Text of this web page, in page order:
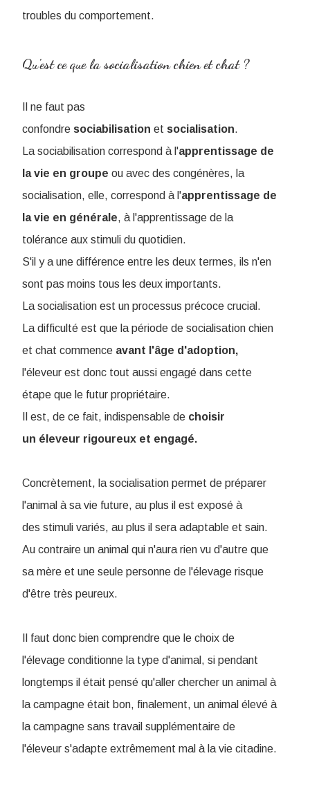
troubles du comportement.
Qu'est ce que la socialisation chien et chat ?
Il ne faut pas
confondre sociabilisation et socialisation.
La sociabilisation correspond à l'apprentissage de
la vie en groupe ou avec des congénères, la
socialisation, elle, correspond à l'apprentissage de
la vie en générale, à l'apprentissage de la
tolérance aux stimuli du quotidien.
S'il y a une différence entre les deux termes, ils n'en
sont pas moins tous les deux importants.
La socialisation est un processus précoce crucial.
La difficulté est que la période de socialisation chien
et chat commence avant l'âge d'adoption,
l'éleveur est donc tout aussi engagé dans cette
étape que le futur propriétaire.
Il est, de ce fait, indispensable de choisir
un éleveur rigoureux et engagé.
Concrètement, la socialisation permet de préparer
l'animal à sa vie future, au plus il est exposé à
des stimuli variés, au plus il sera adaptable et sain.
Au contraire un animal qui n'aura rien vu d'autre que
sa mère et une seule personne de l'élevage risque
d'être très peureux.
Il faut donc bien comprendre que le choix de
l'élevage conditionne la type d'animal, si pendant
longtemps il était pensé qu'aller chercher un animal à
la campagne était bon, finalement, un animal élevé à
la campagne sans travail supplémentaire de
l'éleveur s'adapte extrêmement mal à la vie citadine.